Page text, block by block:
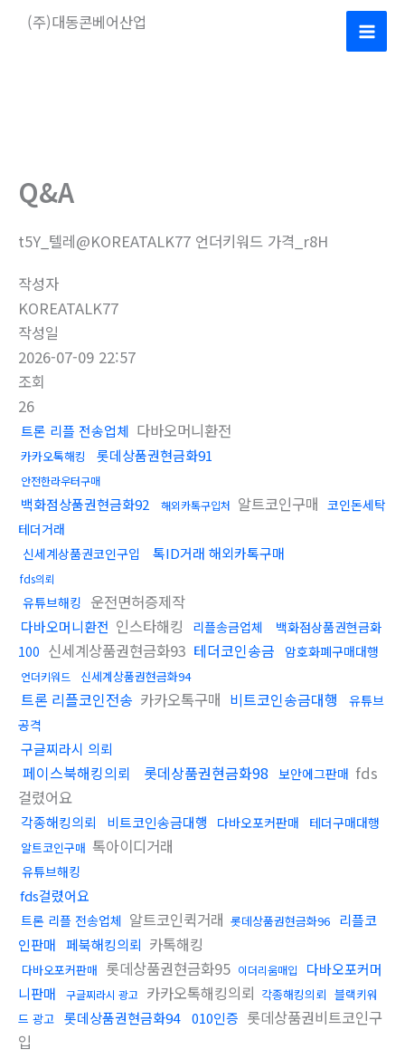
(주)대동콘베어산업
Main
Q&A
t5Y_텔레@KOREATALK77 언더키워드 가격_r8H
작성자
KOREATALK77
작성일
2026-07-09 22:57
조회
26
트론 리플 전송업체 다바오머니환전
카카오톡해킹 롯데상품권현금화91
안전한라우터구매
백화점상품권현금화92 해외카톡구입처 알트코인구매 코인돈세탁
테더거래
신세계상품권코인구입
톡ID거래 해외카톡구매
fds의뢰
유튜브해킹 운전면허증제작
다바오머니환전 인스타해킹 리플송금업체
백화점상품권현금화
100 신세계상품권현금화93 테더코인송금 암호화폐구매대행
언더키워드 신세계상품권현금화94
트론 리플코인전송 카카오톡구매 비트코인송금대행
유튜브
공격
구글찌라시 의뢰
페이스북해킹의뢰 롯데상품권현금화98 보안에그판매 fds
걸렸어요
각종해킹의뢰 비트코인송금대행 다바오포커판매 테더구매대행
알트코인구매 톡아이디거래
유튜브해킹
fds걸렸어요
트론 리플 전송업체 알트코인퀵거래 롯데상품권현금화96 리플코
인판매 페북해킹의뢰 카톡해킹
다바오포커판매 롯데상품권현금화95 이더리움매입
다바오포커머
니판매
구글찌라시 광고 카카오톡해킹의뢰 각종해킹의뢰 블랙키워
드 광고 롯데상품권현금화94 010인증 롯데상품권비트코인구
입